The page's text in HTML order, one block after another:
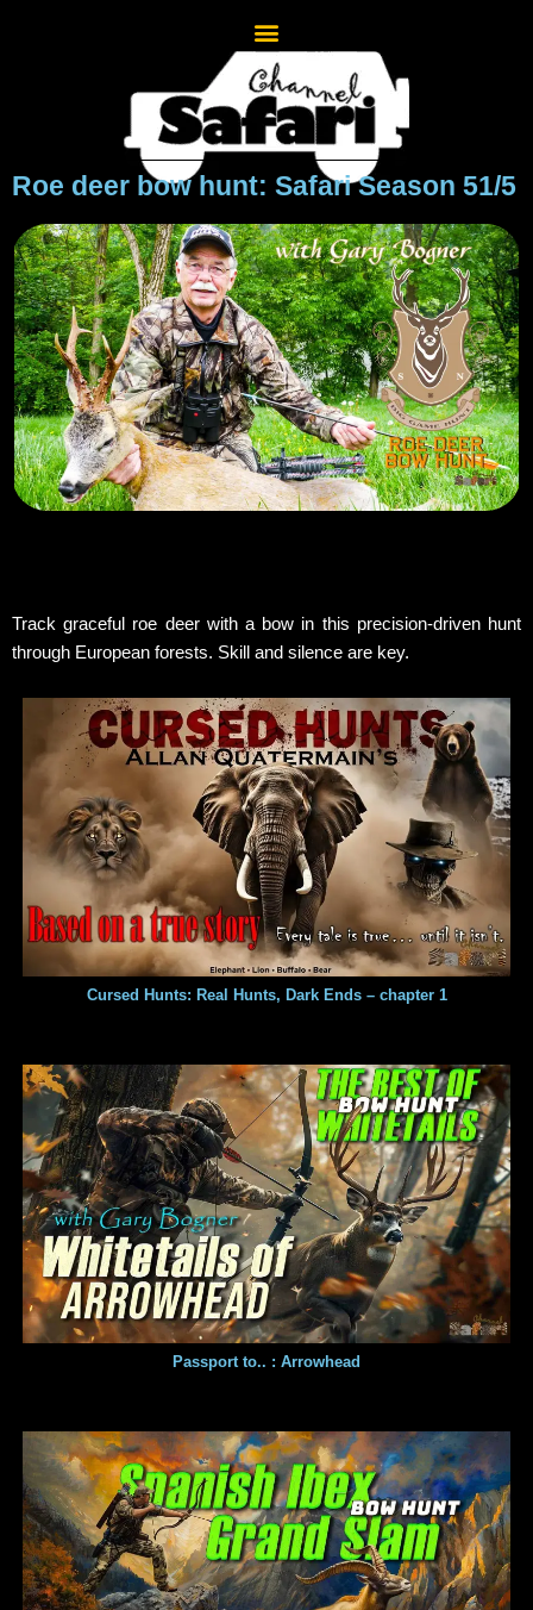
Roe deer bow hunt: Safari Season 51/5
Track graceful roe deer with a bow in this precision-driven hunt
through European forests. Skill and silence are key.
Cursed Hunts: Real Hunts, Dark Ends – chapter 1
Passport to.. : Arrowhead